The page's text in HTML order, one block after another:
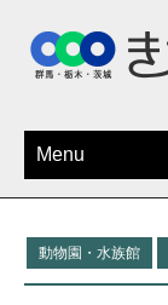
Menu
動物園・水族館